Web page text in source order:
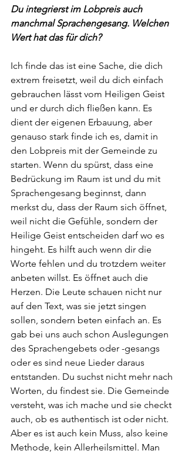
Du integrierst im Lobpreis auch
manchmal Sprachengesang. Welchen
Wert hat das für dich?
Ich finde das ist eine Sache, die dich
extrem freisetzt, weil du dich einfach
gebrauchen lässt vom Heiligen Geist
und er durch dich fließen kann. Es
dient der eigenen Erbauung, aber
genauso stark finde ich es, damit in
den Lobpreis mit der Gemeinde zu
starten. Wenn du spürst, dass eine
Bedrückung im Raum ist und du mit
Sprachengesang beginnst, dann
merkst du, dass der Raum sich öffnet,
weil nicht die Gefühle, sondern der
Heilige Geist entscheiden darf wo es
hingeht. Es hilft auch wenn dir die
Worte fehlen und du trotzdem weiter
anbeten willst. Es öffnet auch die
Herzen. Die Leute schauen nicht nur
auf den Text, was sie jetzt singen
sollen, sondern beten einfach an. Es
gab bei uns auch schon Auslegungen
des Sprachengebets oder -gesangs
oder es sind neue Lieder daraus
entstanden. Du suchst nicht mehr nach
Worten, du findest sie. Die Gemeinde
versteht, was ich mache und sie checkt
auch, ob es authentisch ist oder nicht.
Aber es ist auch kein Muss, also keine
Methode, kein Allerheilsmittel. Man